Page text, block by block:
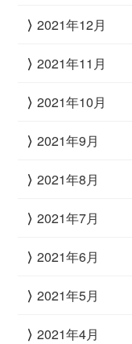
2021年12月
2021年11月
2021年10月
2021年9月
2021年8月
2021年7月
2021年6月
2021年5月
2021年4月